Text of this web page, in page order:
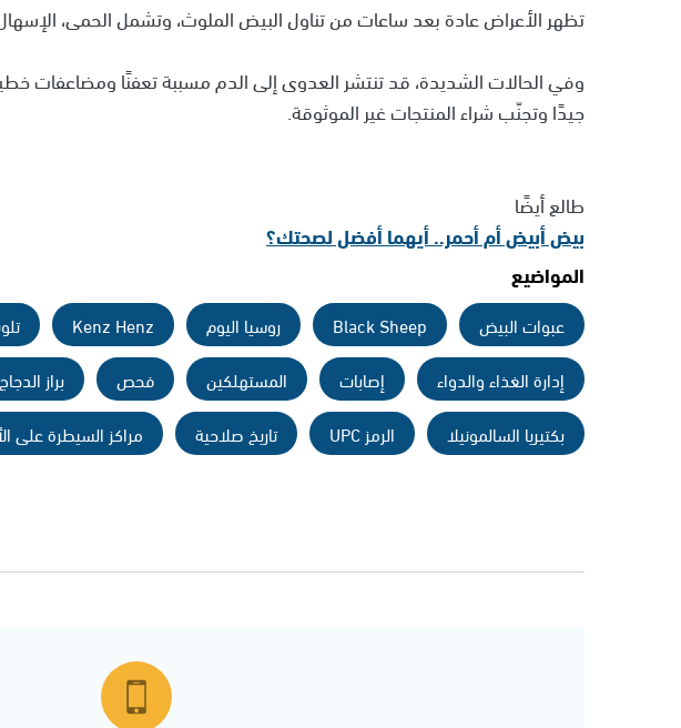
تظهر الأعراض عادة بعد ساعات من تناول البيض الملوث، وتشمل الحمى،
وفي الحالات الشديدة، قد تنتشر العدوى إلى الدم مسببة تعفنًا ومضاعفات
جيدًا وتجنّب شراء المنتجات غير الموثوقة.
طالع أيضًا
بيض أبيض أم أحمر.. أيهما أفضل لصحتك؟
المواضيع
عبوات البيض Black Sheep روسيا اليوم Kenz Henz
إدارة الغذاء والدواء
إصابات المستهلكين فحص براز الدجاج
بكتيريا السالمونيلا
الرمز UPC تاريخ صلاحية مراكز السيطرة على